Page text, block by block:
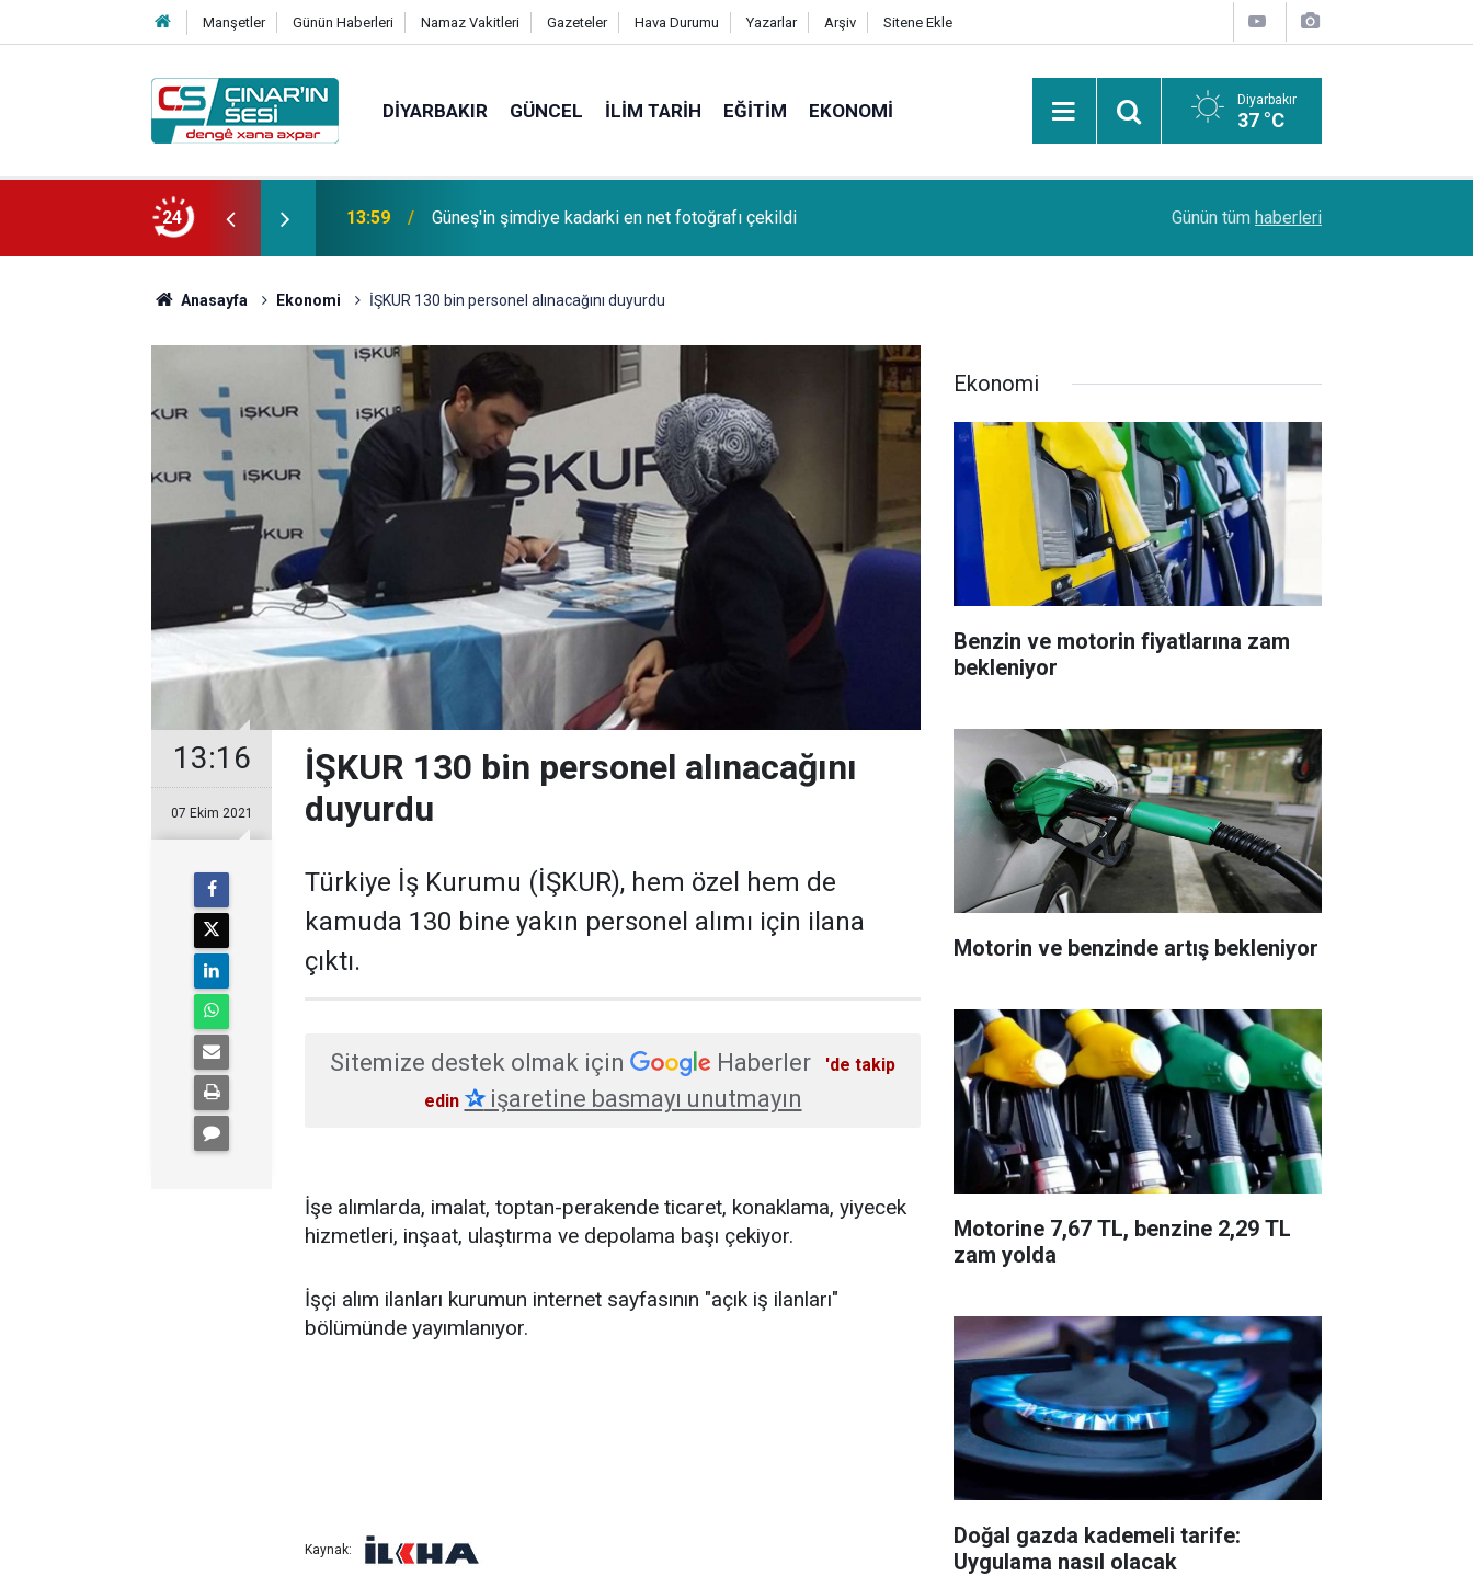
Manşetler Günün Haberleri Namaz Vakitleri Gazeteler Hava Durumu Yazarlar Arşiv Sitene Ekle
DIYARBAKIR GÜNCEL İLIM TARIH EĞITIM EKONOMI Diyarbakır
37 °C
24 11:30
Bağacık (Bağcağê) Köyünden Osman Tunç'un oğlu SAMET TUNÇ vefat
etmiştir
başarı sırasına göre tercih yapılmalı
Günün tüm haberleri
Anasayfa Ekonomi İŞKUR 130 bin personel alınacağını duyurdu
13:16
07 Ekim 2021
İŞKUR 130 bin personel alınacağını
duyurdu
Türkiye İş Kurumu (İŞKUR), hem özel hem de
kamuda 130 bine yakın personel alımı için ilana
çıktı.
Sitemize destek olmak için Haberler
'de takip
edin ✰işaretine basmayı unutmayın
İşe alımlarda, imalat, toptan-perakende ticaret, konaklama, yiyecek
hizmetleri, inşaat, ulaştırma ve depolama başı çekiyor.
İşçi alım ilanları kurumun internet sayfasının "açık iş ilanları"
bölümünde yayımlanıyor.
Kaynak:
Ekonomi
Benzin ve motorin fiyatlarına zam
bekleniyor
Motorin ve benzinde artış bekleniyor
Motorine 7,67 TL, benzine 2,29 TL
zam yolda
Doğal gazda kademeli tarife:
Uygulama nasıl olacak